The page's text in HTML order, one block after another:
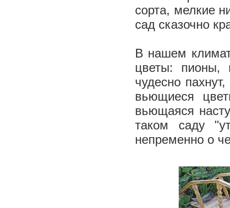
сорта, мелкие
сад сказочно
В нашем
цветы: пионы,
чудесно
вьющиеся
вьющаяся
таком саду
непременно о